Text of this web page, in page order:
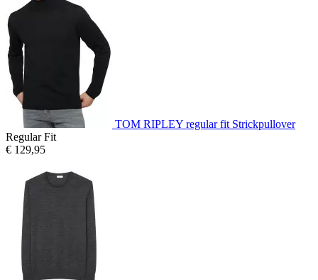
TOM RIPLEY regular fit Strickpullover
Regular Fit
€ 129,95